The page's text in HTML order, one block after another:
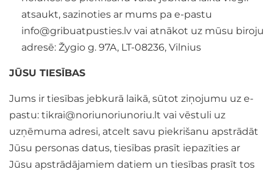
atsaukt, sazinoties ar mums pa e-pastu
info@gribuatpusties.lv vai atnākot uz mūsu biroju
adresē: Žygio g. 97A, LT-08236, Vilnius
JŪSU TIESĪBAS
Jums ir tiesības jebkurā laikā, sūtot ziņojumu uz e-
pastu: tikrai@noriunoriunoriu.lt vai vēstuli uz
uzņēmuma adresi, atcelt savu piekrišanu apstrādāt
Jūsu personas datus, tiesības prasīt iepazīties ar
Jūsu apstrādājamiem datiem un tiesības prasīt tos